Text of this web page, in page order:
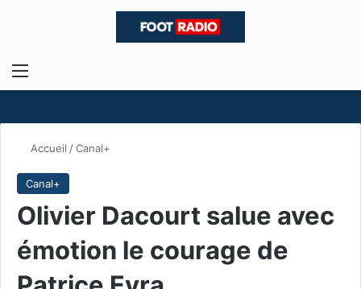
Menu
Accueil /Canal+
Canal+
Olivier Dacourt salue avec
émotion le courage de